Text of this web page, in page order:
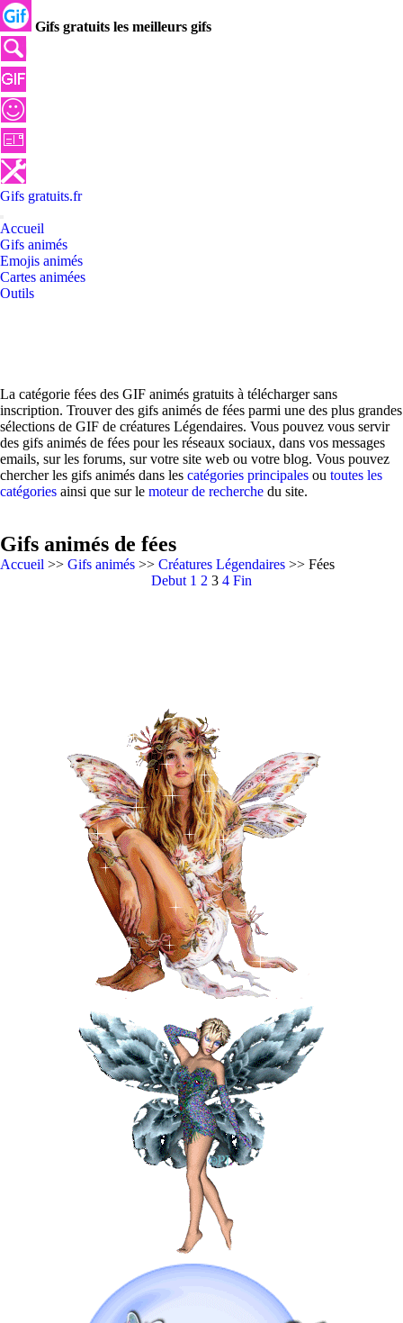
Gifs gratuits les meilleurs gifs
Gifs gratuits.fr
Accueil
Gifs animés
Emojis animés
Cartes animées
Outils
La catégorie fées des GIF animés gratuits à télécharger sans
inscription. Trouver des gifs animés de fées parmi une des plus grandes
sélections de GIF de créatures Légendaires. Vous pouvez vous servir
des gifs animés de fées pour les réseaux sociaux, dans vos messages
emails, sur les forums, sur votre site web ou votre blog. Vous pouvez
chercher les gifs animés dans les catégories principales ou toutes les
catégories ainsi que sur le moteur de recherche du site.
Gifs animés de fées
Accueil >> Gifs animés >> Créatures Légendaires >> Fées
Debut 1 2 3 4 Fin